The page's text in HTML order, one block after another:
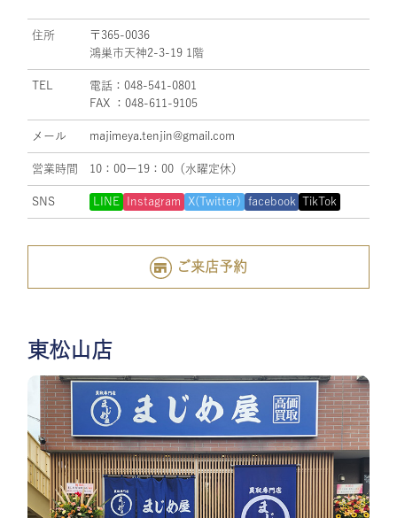
住所
〒365-0036
鴻巣市天神2-3-19 1階
TEL
電話：048-541-0801
FAX ：048-611-9105
メール majimeya.tenjin@gmail.com
営業時間 10：00ー19：00（水曜定休）
SNS LINE Instagram X(Twitter) facebook TikTok
ご来店予約
東松山店